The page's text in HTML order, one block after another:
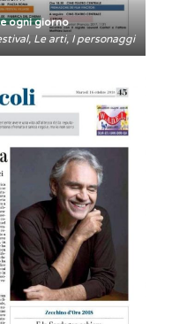
ogni giorno
Le arti, I personaggi